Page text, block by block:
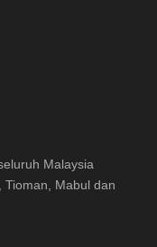
Malaysia
Mabul dan